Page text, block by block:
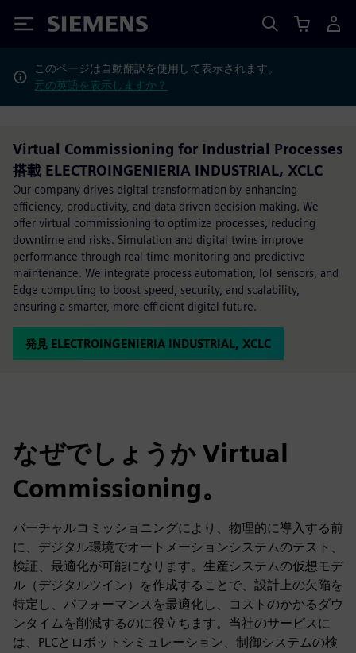
Siemens
このページは自動翻訳を使用して表示されます。
元の英語を表示しますか？
Virtual Commissioning for Industrial Processes
搭載 ELECTROINGENIERIA INDUSTRIAL, XCLC
Our company drives digital transformation by enhancing
efficiency, productivity, and data-driven decision-making. We
offer virtual commissioning to optimize processes, reducing
downtime and risks. Simulation and digital twins improve
performance through real-time monitoring and predictive
maintenance. We integrate process automation, IoT sensors, and
Edge computing to boost speed, security, and scalability,
ensuring a smarter, more efficient digital future.
発見 ELECTROINGENIERIA INDUSTRIAL, XCLC
なぜでしょうか Virtual
Commissioning。
バーチャルコミッショニングにより、物理的に導入する前
に、デジタル環境でオートメーションシステムのテスト、
検証、最適化が可能になります。生産システムの仮想モデ
ル（デジタルツイン）を作成することで、設計上の欠陥を
特定し、パフォーマンスを最適化し、コストのかかるダウ
ンタイムを削減するのに役立ちます。当社のサービスに
は、PLCとロボットシミュレーション、制御システムの検